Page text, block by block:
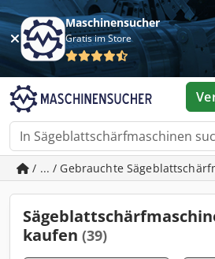
Maschinensucher
Gratis im Store
/ ... / Gebrauchte
kaufen (39)